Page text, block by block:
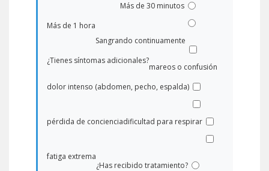
Más de 30 minutos
Más de 1 hora
Sangrando continuamente
¿Tienes síntomas adicionales?
mareos o confusión
dolor intenso (abdomen, pecho, espalda)
pérdida de concienciadificultad para respirar
fatiga extrema
¿Has recibido tratamiento?